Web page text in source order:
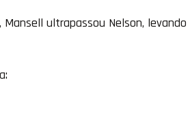
ultrapassou Nelson, levando